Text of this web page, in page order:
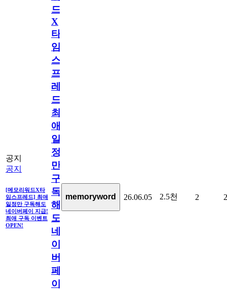
공지
공지
[메모리워드X타
임스프레드] 최애
일정만 구독해도
네이버페이 지급!
최애 구독 이벤트
OPEN!
드
X
타
임
스
프
레
드]
최
애
일
정
만
구
독
해
도
네
이
버
페
이
memoryword 26.06.05 2.5천 2 2